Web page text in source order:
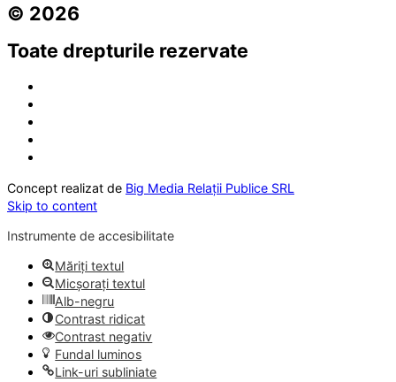
© 2026
Toate drepturile rezervate
Concept realizat de Big Media Relații Publice SRL
Skip to content
Instrumente de accesibilitate
Măriți textul
Micșorați textul
Alb-negru
Contrast ridicat
Contrast negativ
Fundal luminos
Link-uri subliniate